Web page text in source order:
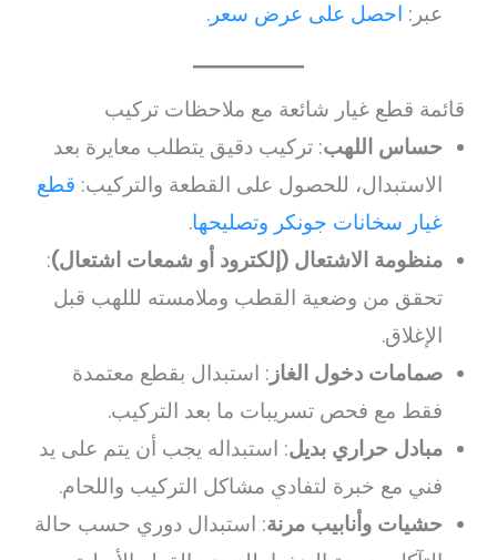
عبر: احصل على عرض سعر.
قائمة قطع غيار شائعة مع ملاحظات تركيب
حساس اللهب: تركيب دقيق يتطلب معايرة بعد
الاستبدال، للحصول على القطعة والتركيب: قطع
غيار سخانات جونكر وتصليحها.
منظومة الاشتعال (إلكترود أو شمعات اشتعال):
تحقق من وضعية القطب وملامسته لللهب قبل
الإغلاق.
صمامات دخول الغاز : استبدال بقطع معتمدة
فقط مع فحص تسريبات ما بعد التركيب.
مبادل حراري بديل: استبداله يجب أن يتم على يد
فني مع خبرة لتفادي مشاكل التركيب واللحام.
حشيات وأنابيب مرنة: استبدال دوري حسب حالة